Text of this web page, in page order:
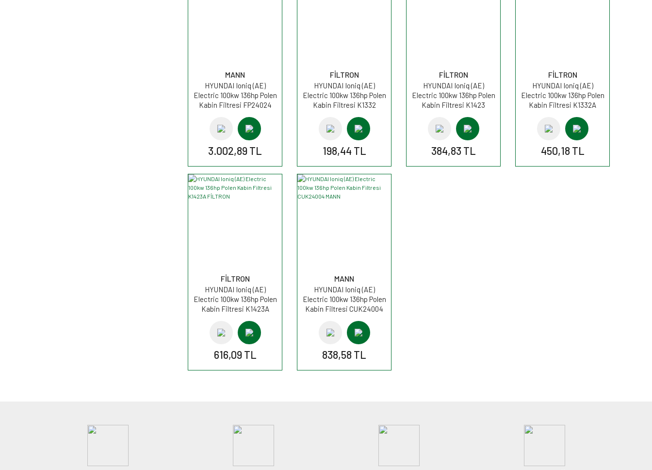
MANN
HYUNDAI Ioniq (AE)
Electric 100kw 136hp Polen
Kabin Filtresi FP24024
3.002,89 TL
FİLTRON
HYUNDAI Ioniq (AE)
Electric 100kw 136hp Polen
Kabin Filtresi K1332
198,44 TL
FİLTRON
HYUNDAI Ioniq (AE)
Electric 100kw 136hp Polen
Kabin Filtresi K1423
384,83 TL
FİLTRON
HYUNDAI Ioniq (AE)
Electric 100kw 136hp Polen
Kabin Filtresi K1332A
450,18 TL
FİLTRON
HYUNDAI Ioniq (AE)
Electric 100kw 136hp Polen
Kabin Filtresi K1423A
616,09 TL
MANN
HYUNDAI Ioniq (AE)
Electric 100kw 136hp Polen
Kabin Filtresi CUK24004
838,58 TL